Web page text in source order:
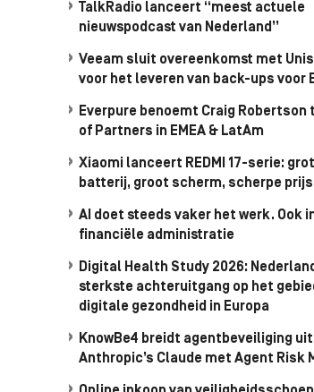
TalkRadio lanceert “meest actuele
nieuwspodcast van Nederland”
Veeam sluit overeenkomst met
voor het leveren van back-ups voor
Everpure benoemt Craig Robertson
of Partners in EMEA & LatAm
Xiaomi lanceert REDMI 17-serie:
batterij, groot scherm, scherpe prijs
AI doet steeds vaker het werk. Ook
financiële administratie
Digital Health Study 2026:
sterkste achteruitgang op het
digitale gezondheid in Europa
KnowBe4 breidt agentbeveiliging
Anthropic’s Claude met Agent Risk